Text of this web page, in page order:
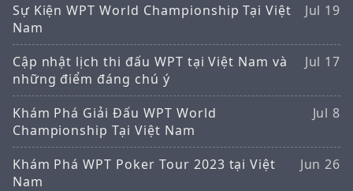
Sự Kiện WPT World Championship Tại Việt
Nam
Jul 19
Cập nhật lịch thi đấu WPT tại Việt Nam và
những điểm đáng chú ý
Jul 17
Khám Phá Giải Đấu WPT World
Championship Tại Việt Nam
Jul 8
Khám Phá WPT Poker Tour 2023 tại Việt
Nam
Jun 26